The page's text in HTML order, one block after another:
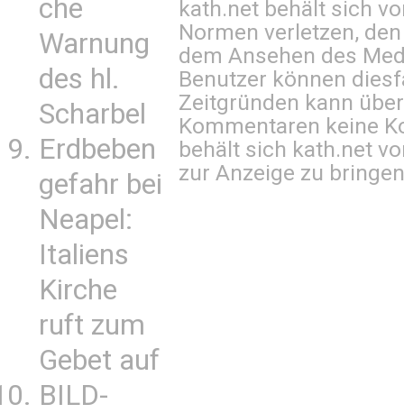
che
Warnung
des hl.
Scharbel
Erdbeben
gefahr bei
Neapel:
Italiens
Kirche
ruft zum
Gebet auf
BILD-
kath.net behält sich
Normen verletzen,
dem Ansehen des
Benutzer können
Zeitgründen kann
Kommentaren keine
behält sich kath.net
zur Anzeige zu